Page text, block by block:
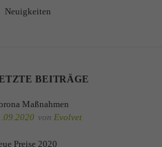
Neuigkeiten
BEITRÄGE
Maßnahmen
von Evolvet
Preise 2020